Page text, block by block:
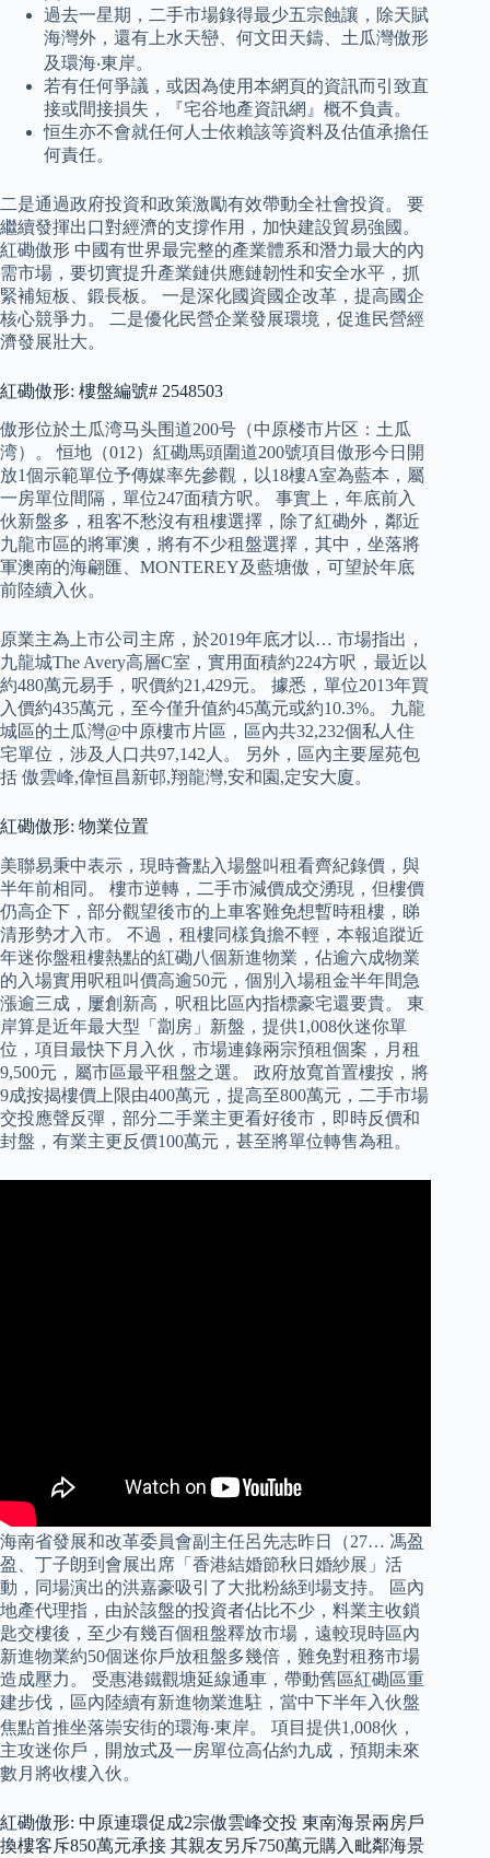
過去一星期，二手市場錄得最少五宗蝕讓，除天賦
海灣外，還有上水天巒、何文田天鑄、土瓜灣傲形
及環海‧東岸。
若有任何爭議，或因為使用本網頁的資訊而引致直
接或間接損失，『宅谷地產資訊網』概不負責。
恒生亦不會就任何人士依賴該等資料及估值承擔任
何責任。
二是通過政府投資和政策激勵有效帶動全社會投資。 要
繼續發揮出口對經濟的支撐作用，加快建設貿易強國。
紅磡傲形 中國有世界最完整的產業體系和潛力最大的內
需市場，要切實提升產業鏈供應鏈韌性和安全水平，抓
緊補短板、鍛長板。 一是深化國資國企改革，提高國企
核心競爭力。 二是優化民營企業發展環境，促進民營經
濟發展壯大。
紅磡傲形: 樓盤編號# 2548503
傲形位於土瓜湾马头围道200号（中原楼市片区：土瓜
湾）。 恒地（012）紅磡馬頭圍道200號項目傲形今日開
放1個示範單位予傳媒率先參觀，以18樓A室為藍本，屬
一房單位間隔，單位247面積方呎。 事實上，年底前入
伙新盤多，租客不愁沒有租樓選擇，除了紅磡外，鄰近
九龍市區的將軍澳，將有不少租盤選擇，其中，坐落將
軍澳南的海翩匯、MONTEREY及藍塘傲，可望於年底
前陸續入伙。
原業主為上市公司主席，於2019年底才以… 市場指出，
九龍城The Avery高層C室，實用面積約224方呎，最近以
約480萬元易手，呎價約21,429元。 據悉，單位2013年買
入價約435萬元，至今僅升值約45萬元或約10.3%。 九龍
城區的土瓜灣@中原樓市片區，區內共32,232個私人住
宅單位，涉及人口共97,142人。 另外，區內主要屋苑包
括 傲雲峰,偉恒昌新邨,翔龍灣,安和園,定安大廈。
紅磡傲形: 物業位置
美聯易秉中表示，現時薈點入場盤叫租看齊紀錄價，與
半年前相同。 樓市逆轉，二手市減價成交湧現，但樓價
仍高企下，部分觀望後市的上車客難免想暫時租樓，睇
清形勢才入市。 不過，租樓同樣負擔不輕，本報追蹤近
年迷你盤租樓熱點的紅磡八個新進物業，佔逾六成物業
的入場實用呎租叫價高逾50元，個別入場租金半年間急
漲逾三成，屢創新高，呎租比區內指標豪宅還要貴。 東
岸算是近年最大型「劏房」新盤，提供1,008伙迷你單
位，項目最快下月入伙，市場連錄兩宗預租個案，月租
9,500元，屬市區最平租盤之選。 政府放寬首置樓按，將
9成按揭樓價上限由400萬元，提高至800萬元，二手市場
交投應聲反彈，部分二手業主更看好後市，即時反價和
封盤，有業主更反價100萬元，甚至將單位轉售為租。
海南省發展和改革委員會副主任呂先志昨日（27… 馮盈
盈、丁子朗到會展出席「香港結婚節秋日婚紗展」活
動，同場演出的洪嘉豪吸引了大批粉絲到場支持。 區內
地產代理指，由於該盤的投資者佔比不少，料業主收鎖
匙交樓後，至少有幾百個租盤釋放市場，遠較現時區內
新進物業約50個迷你戶放租盤多幾倍，難免對租務市場
造成壓力。 受惠港鐵觀塘延線通車，帶動舊區紅磡區重
建步伐，區內陸續有新進物業進駐，當中下半年入伙盤
焦點首推坐落崇安街的環海‧東岸。 項目提供1,008伙，
主攻迷你戶，開放式及一房單位高佔約九成，預期未來
數月將收樓入伙。
紅磡傲形: 中原連環促成2宗傲雲峰交投 東南海景兩房戶
換樓客斥850萬元承接 其親友另斥750萬元購入毗鄰海景